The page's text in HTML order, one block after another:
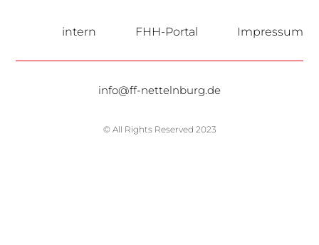
intern FHH-Portal Impressum
info@ff-nettelnburg.de
© All Rights Reserved 2023